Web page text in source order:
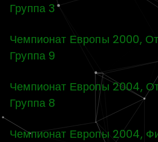
Группа 3
Чемпионат Европы 2000,
Группа 9
Чемпионат Европы 2004,
Группа 8
Чемпионат Европы 2004,